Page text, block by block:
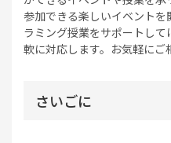
参加できる楽しいイベント
ラミング授業をサポートし
軟に対応します。お気軽にご
さいごに